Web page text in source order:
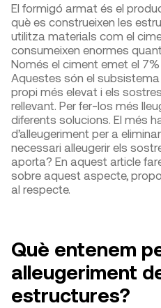
El formigó armat és el
què es construeixen les
utilitza materials com el
consumeixen enormes
Només el ciment emet el
Aquestes són el
propi més elevat i els
rellevant. Per fer-los més
diferents solucions. El més
d’alleugeriment per a
necessari alleugerir els
aporta? En aquest article
sobre aquest aspecte,
al respecte.
Què entenem
alleugeriment
estructures?